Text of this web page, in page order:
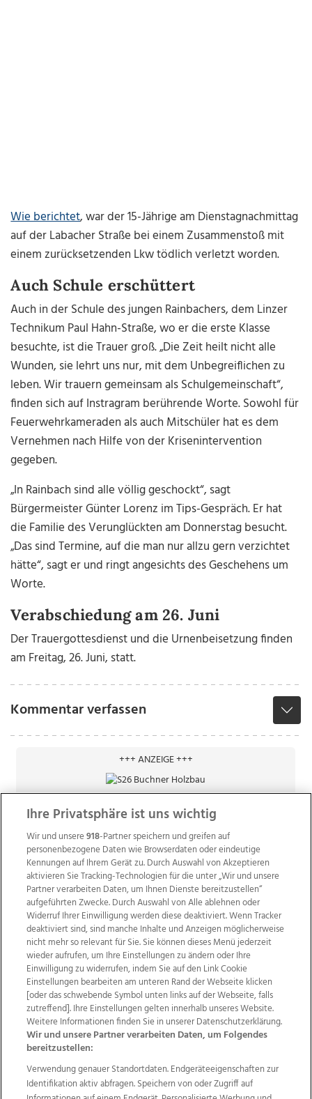
Wie berichtet, war der 15-Jährige am Dienstagnachmittag
auf der Labacher Straße bei einem Zusammenstoß mit
einem zurücksetzenden Lkw tödlich verletzt worden.
Auch Schule erschüttert
Auch in der Schule des jungen Rainbachers, dem Linzer
Technikum Paul Hahn-Straße, wo er die erste Klasse
besuchte, ist die Trauer groß. „Die Zeit heilt nicht alle
Wunden, sie lehrt uns nur, mit dem Unbegreiflichen zu
leben. Wir trauern gemeinsam als Schulgemeinschaft“,
finden sich auf Instragram berührende Worte. Sowohl für
Feuerwehrkameraden als auch Mitschüler hat es dem
Vernehmen nach Hilfe von der Krisenintervention
gegeben.
„In Rainbach sind alle völlig geschockt“, sagt
Bürgermeister Günter Lorenz im Tips-Gespräch. Er hat
die Familie des Verunglückten am Donnerstag besucht.
„Das sind Termine, auf die man nur allzu gern verzichtet
hätte“, sagt er und ringt angesichts des Geschehens um
Worte.
Verabschiedung am 26. Juni
Der Trauergottesdienst und die Urnenbeisetzung finden
am Freitag, 26. Juni, statt.
Kommentar verfassen
+++ ANZEIGE +++
Wir über uns Mediadaten Kontakt
Jobs
Datenschutz
Impressum
AGB Anzeigekunden
AGB Website
Ehrenkodex Politische Werbung
Weitere Angebote des Medienhauses Wimmer
Ihre Privatsphäre ist uns wichtig
Wir und unsere918-Partner speichern und greifen auf
personenbezogene Daten wie Browserdaten oder eindeutige
Kennungen auf Ihrem Gerät zu. Durch Auswahl von Akzeptieren
aktivieren Sie Tracking-Technologien für die unter „Wir und unsere
Partner verarbeiten Daten, um Ihnen Dienste bereitzustellen“
aufgeführten Zwecke. Durch Auswahl von Alle ablehnen oder
Widerruf Ihrer Einwilligung werden diese deaktiviert. Wenn Tracker
deaktiviert sind, sind manche Inhalte und Anzeigen möglicherweise
nicht mehr so relevant für Sie. Sie können dieses Menü jederzeit
wieder aufrufen, um Ihre Einstellungen zu ändern oder Ihre
Einwilligung zu widerrufen, indem Sie auf den Link Cookie
Einstellungen bearbeiten am unteren Rand der Webseite klicken
[oder das schwebende Symbol unten links auf der Webseite, falls
zutreffend]. Ihre Einstellungen gelten innerhalb unseres Website.
Weitere Informationen finden Sie in unserer Datenschutzerklärung.
Wir und unsere Partner verarbeiten Daten, um Folgendes
bereitzustellen:
Verwendung genauer Standortdaten. Endgeräteeigenschaften zur
Identifikation aktiv abfragen. Speichern von oder Zugriff auf